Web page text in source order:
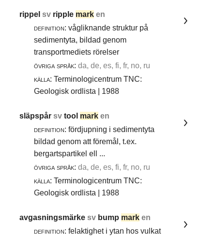
rippelsv ripple mark en
definition: vågliknande struktur på
sedimentyta, bildad genom
transportmediets rörelser
övriga språk: da, de, es, fi, fr, no, ru
källa: Terminologicentrum TNC:
Geologisk ordlista | 1988
släpspårsvtool mark en
definition: fördjupning i sedimentyta
bildad genom att föremål, t.ex.
bergartspartikel ell ...
övriga språk: da, de, es, fi, fr, no, ru
källa: Terminologicentrum TNC:
Geologisk ordlista | 1988
avgasningsmärkesv bump mark en
definition: felaktighet i ytan hos vulkat